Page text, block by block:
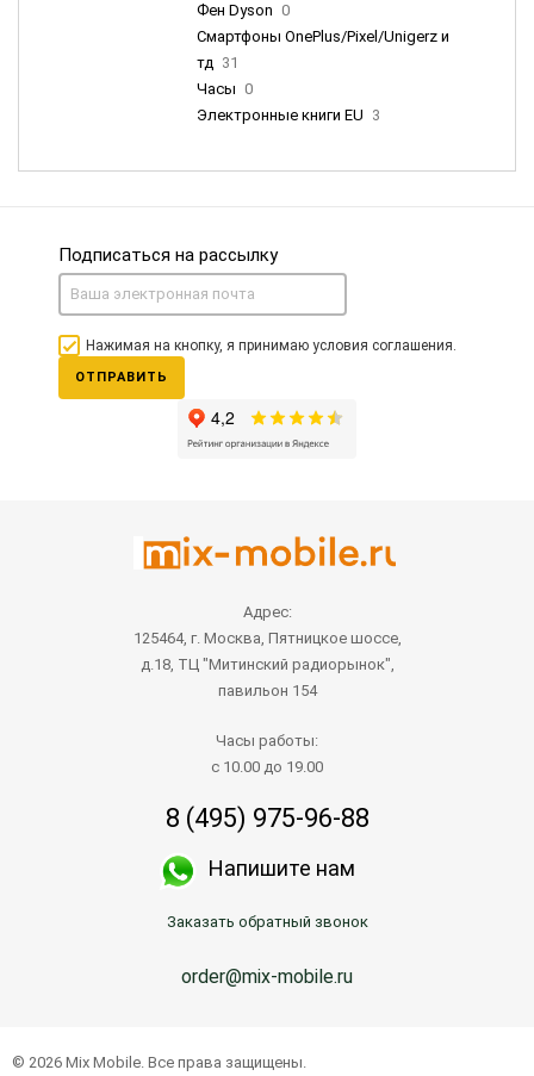
Фен Dyson 0
Смартфоны OnePlus/Pixel/Unigerz и
тд 31
Часы 0
Электронные книги EU 3
Подписаться на рассылку
Нажимая на кнопку, я принимаю условия соглашения.
ОТПРАВИТЬ
Адрес:
125464, г. Москва, Пятницкое шоссе,
д.18, ТЦ "Митинский радиорынок",
павильон 154
Часы работы:
с 10.00 до 19.00
8 (495) 975-96-88
Напишите нам
Заказать обратный звонок
order@mix-mobile.ru
© 2026 Mix Mobile. Все права защищены.